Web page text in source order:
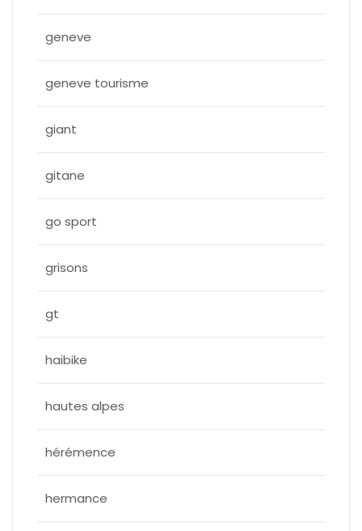
geneve
geneve tourisme
giant
gitane
go sport
grisons
gt
haibike
hautes alpes
hérémence
hermance